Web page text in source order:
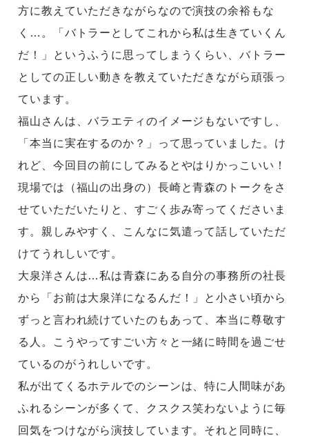
方に教えていただきながらなので演技の余裕もな
く…。「バトラーとしてこれから私は生きていくん
だ！」というふうに思ってしまうくらい、バトラー
としての正しい動きを教えていただきながら頑張っ
ています。
福山さんは、バラエティのイメージもないですし、
「本当に実在するのか？」って思っていました。け
れど、今回目の前にしてみるとやはりかっこいい！
現場では（福山の出身の）長崎と青森のトークをさ
せていただいたりと、すごく歩み寄ってくださいま
す。親しみやすく、こんなに気遣って話していただ
けてうれしいです。
大泉洋さんは…私は青森にある自分の事務所の社長
から「お前は大泉洋になるんだ！」と小さい頃から
ずっと言われ続けていたのもあって、本当に尊敬す
る人。こうやってすごい方々と一緒に時間を過ごせ
ているのがうれしいです。
私が出てくるホテルでのシーンは、特に人間味があ
ふれるシーンが多くて、クスクス笑わないように毎
回気をつけながら演技しています。それと同時に、